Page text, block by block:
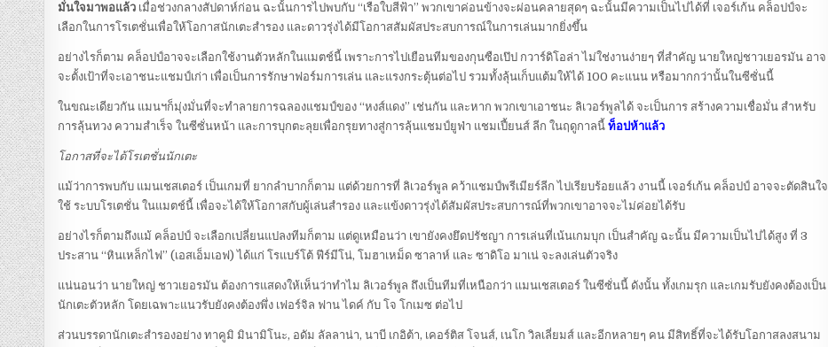
มั่นใจมาพอแล้ว เมื่อช่วงกลางสัปดาห์ก่อน ฉะนั้นการไปพบกับ “เรือใบสีฟ้า” พวกเขาค่อนข้างจะผ่อนคลายสุดๆ ฉะนั้นมีความเป็นไปได้ที่ เจอร์เก้น คล็อปป์จะ
เลือกในการโรเตชั่นเพื่อให้โอกาสนักเตะสำรอง และดาวรุ่งได้มีโอกาสสัมผัสประสบการณ์ในการเล่นมากยิ่งขึ้น
อย่างไรก็ตาม คล็อปป์อาจจะเลือกใช้งานตัวหลักในแมตช์นี้ เพราะการไปเยือนทีมของกุนซือเป๊ป กวาร์ดิโอล่า ไม่ใช่งานง่ายๆ ที่สำคัญ นายใหญ่ชาวเยอรมัน อาจ
จะตั้งเป้าที่จะเอาชนะแชมป์เก่า เพื่อเป็นการรักษาฟอร์มการเล่น และแรงกระตุ้นต่อไป รวมทั้งลุ้นเก็บแต้มให้ได้ 100 คะแนน หรือมากกว่านั้นในซีซั่นนี้
ในขณะเดียวกัน แมนฯก็มุ่งมั่นที่จะทำลายการฉลองแชมป์ของ “หงส์แดง” เช่นกัน และหาก พวกเขาเอาชนะ ลิเวอร์พูลได้ จะเป็นการ สร้างความเชื่อมั่น สำหรับ
การลุ้นทวง ความสำเร็จ ในซีซั่นหน้า และการบุกตะลุยเพื่อกรุยทางสู่การลุ้นแชมป์ยูฟ่า แชมเปี้ยนส์ ลีก ในฤดูกาลนี้ท็อปห้าแล้ว
โอกาสที่จะได้โรเตชั่นนักเตะ
แม้ว่าการพบกับ แมนเชสเตอร์ เป็นเกมที่ ยากลำบากก็ตาม แต่ด้วยการที่ ลิเวอร์พูล คว้าแชมป์พรีเมียร์ลีก ไปเรียบร้อยแล้ว งานนี้ เจอร์เก้น คล็อปป์ อาจจะตัดสินใจ
ใช้ ระบบโรเตชั่น ในแมตช์นี้ เพื่อจะได้ให้โอกาสกับผู้เล่นสำรอง และแข้งดาวรุ่งได้สัมผัสประสบการณ์ที่พวกเขาอาจจะไม่ค่อยได้รับ
อย่างไรก็ตามถึงแม้ คล็อปป์ จะเลือกเปลี่ยนแปลงทีมก็ตาม แต่ดูเหมือนว่า เขายังคงยึดปรัชญา การเล่นที่เน้นเกมบุก เป็นสำคัญ ฉะนั้น มีความเป็นไปได้สูง ที่ 3
ประสาน “หินเหล็กไฟ” (เอสเอ็มเอฟ) ได้แก่ โรแบร์โต้ ฟีร์มีโน่, โมฮาเหม็ด ซาลาห์ และ ซาดิโอ มาเน่ จะลงเล่นตัวจริง
แน่นอนว่า นายใหญ่ ชาวเยอรมัน ต้องการแสดงให้เห็นว่าทำไม ลิเวอร์พูล ถึงเป็นทีมที่เหนือกว่า แมนเชสเตอร์ ในซีซั่นนี้ ดังนั้น ทั้งเกมรุก และเกมรับยังคงต้องเป็น
นักเตะตัวหลัก โดยเฉพาะแนวรับยังคงต้องพึ่ง เฟอร์จิล ฟาน ไดค์ กับ โจ โกเมซ ต่อไป
ส่วนบรรดานักเตะสำรองอย่าง ทาคูมิ มินามิโนะ, อดัม ลัลลาน่า, นาบี เกอิต้า, เคอร์ติส โจนส์, เนโก วิลเลี่ยมส์ และอีกหลายๆ คน มีสิทธิ์ที่จะได้รับโอกาสลงสนาม